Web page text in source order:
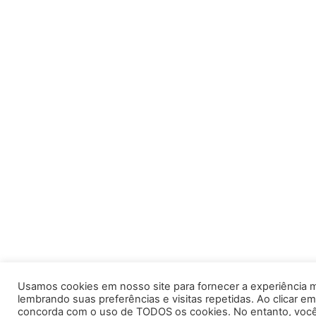
Usamos cookies em nosso site para fornecer a experiência
lembrando suas preferências e visitas repetidas. Ao clicar
concorda com o uso de TODOS os cookies. No entanto,